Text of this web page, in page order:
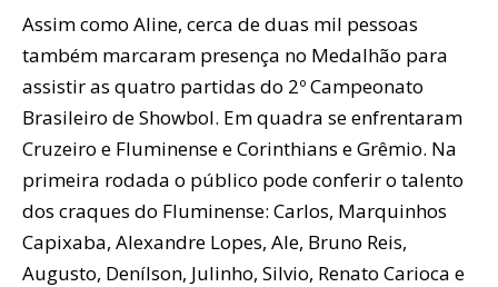
Assim como Aline, cerca de duas mil pessoas
também marcaram presença no Medalhão para
assistir as quatro partidas do 2º Campeonato
Brasileiro de Showbol. Em quadra se enfrentaram
Cruzeiro e Fluminense e Corinthians e Grêmio. Na
primeira rodada o público pode conferir o talento
dos craques do Fluminense: Carlos, Marquinhos
Capixaba, Alexandre Lopes, Ale, Bruno Reis,
Augusto, Denílson, Julinho, Silvio, Renato Carioca e